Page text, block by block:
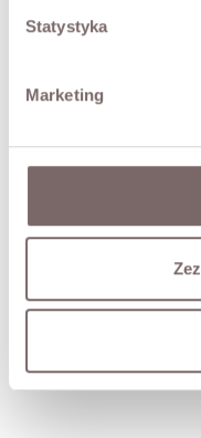
Statystyka
Marketing
Nico Alpaca Cardigan
W3276 Mom Fit Jeans